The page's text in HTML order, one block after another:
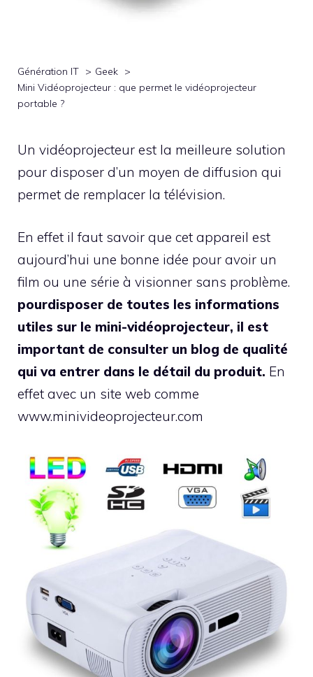
Génération IT
Geek
Mini Vidéoprojecteur : que permet le vidéoprojecteur
portable ?
Un vidéoprojecteur est la meilleure solution
pour disposer d’un moyen de diffusion qui
permet de remplacer la télévision.
En effet il faut savoir que cet appareil est
aujourd’hui une bonne idée pour avoir un
film ou une série à visionner sans problème.
pourdisposer de toutes les informations
utiles sur le mini-vidéoprojecteur, il est
important de consulter un blog de qualité
qui va entrer dans le détail du produit. En
effet avec un site web comme
www.minivideoprojecteur.com